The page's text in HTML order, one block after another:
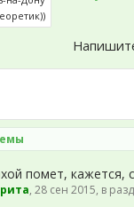
помет, кажется,
,28 сен 2015, в